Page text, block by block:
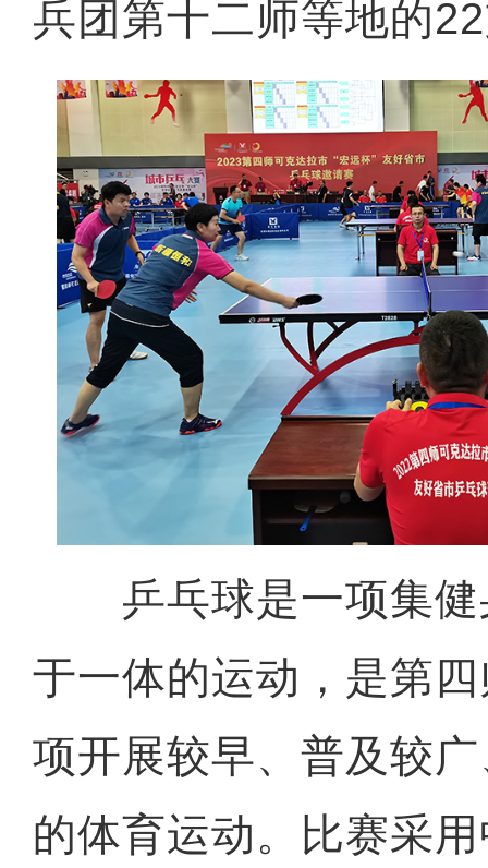
兵团第十二师等地的
乒乓球是一项集健
于一体的运动，是第
项开展较早、普及较
的体育运动。比赛采